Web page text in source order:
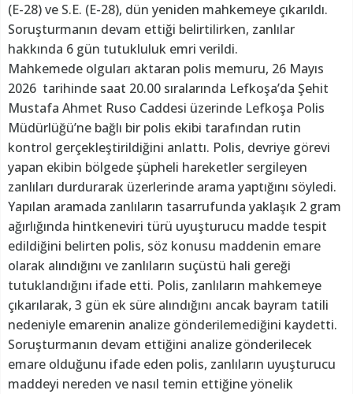
(E-28) ve S.E. (E-28), dün yeniden mahkemeye çıkarıldı.
Soruşturmanın devam ettiği belirtilirken, zanlılar
hakkında 6 gün tutukluluk emri verildi.
Mahkemede olguları aktaran polis memuru, 26 Mayıs
2026 tarihinde saat 20.00 sıralarında Lefkoşa’da Şehit
Mustafa Ahmet Ruso Caddesi üzerinde Lefkoşa Polis
Müdürlüğü’ne bağlı bir polis ekibi tarafından rutin
kontrol gerçekleştirildiğini anlattı. Polis, devriye görevi
yapan ekibin bölgede şüpheli hareketler sergileyen
zanlıları durdurarak üzerlerinde arama yaptığını söyledi.
Yapılan aramada zanlıların tasarrufunda yaklaşık 2 gram
ağırlığında hintkeneviri türü uyuşturucu madde tespit
edildiğini belirten polis, söz konusu maddenin emare
olarak alındığını ve zanlıların suçüstü hali gereği
tutuklandığını ifade etti. Polis, zanlıların mahkemeye
çıkarılarak, 3 gün ek süre alındığını ancak bayram tatili
nedeniyle emarenin analize gönderilemediğini kaydetti.
Soruşturmanın devam ettiğini analize gönderilecek
emare olduğunu ifade eden polis, zanlıların uyuşturucu
maddeyi nereden ve nasıl temin ettiğine yönelik